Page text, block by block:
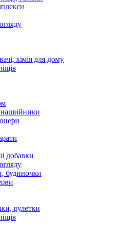
хімія для дому
добавки
будиночки
рулетки